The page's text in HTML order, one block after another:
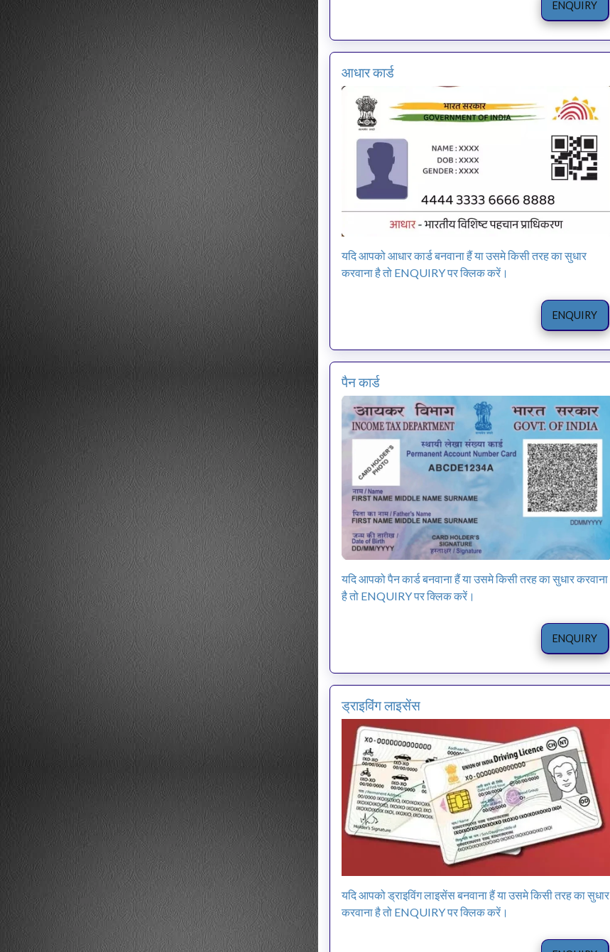
ENQUIRY
आधार कार्ड
यदि आपको आधार कार्ड बनवाना हैं या उसमे किसी तरह का सुधार
करवाना है तो ENQUIRY पर क्लिक करें।
ENQUIRY
पैन कार्ड
यदि आपको पैन कार्ड बनवाना हैं या उसमे किसी तरह का सुधार करवाना
है तो ENQUIRY पर क्लिक करें।
ENQUIRY
ड्राइविंग लाइसेंस
यदि आपको ड्राइविंग लाइसेंस बनवाना हैं या उसमे किसी तरह का सुधार
करवाना है तो ENQUIRY पर क्लिक करें।